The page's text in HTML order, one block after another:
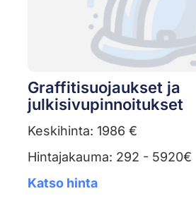
Graffitisuojaukset ja
julkisivupinnoitukset
Keskihinta: 1986 €
Hintajakauma: 292 - 5920€
Katso hinta